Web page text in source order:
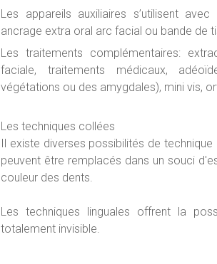
Les appareils auxiliaires s’utilisent
ancrage extra oral arc facial ou bande de
Les traitements complémentaires:
faciale, traitements médicaux,
végétations ou des amygdales), mini vis,
Les techniques collées
Il existe diverses possibilités de
peuvent être remplacés dans un souci
couleur des dents.
Les techniques linguales offrent la
totalement invisible.